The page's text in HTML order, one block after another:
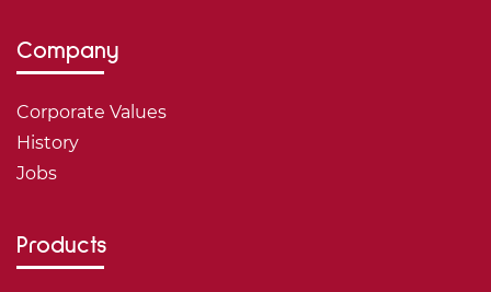
Company
Corporate Values
History
Jobs
Products